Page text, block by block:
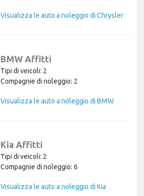
Visualizza le auto a noleggio di Chrysler
BMW Affitti
Tipi di veicoli: 2
Compagnie di noleggio: 2
Visualizza le auto a noleggio di BMW
Kia Affitti
Tipi di veicoli: 2
Compagnie di noleggio: 6
Visualizza le auto a noleggio di Kia